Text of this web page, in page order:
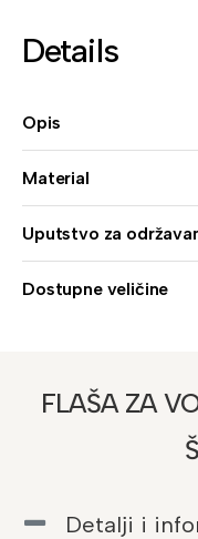
Details
Opis
Material
Uputstvo za
Dostupne veličine
FLAŠA ZA
Detalji i